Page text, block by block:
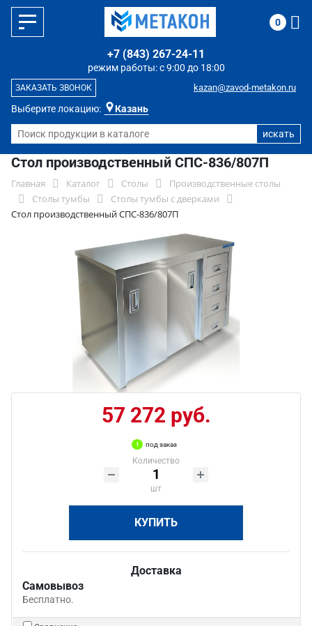
Выберите локацию: Казань
режим работы: с 9:00 до 18:00
+7 (843) 267-24-11
kazan@zavod-metakon.ru
ЗАКАЗАТЬ ЗВОНОК
0
Стол производственный СПС-836/807П
Главная Каталог Столы
Производственные столы
Столы тумбы
Столы тумбы с дверками
Стол производственный СПС-836/807П
57 272 руб.
под заказ
Количество
шт
КУПИТЬ
Доставка
Самовывоз
Бесплатно.